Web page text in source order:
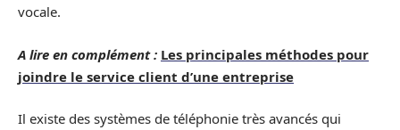
vocale.
A lire en complément : Les principales méthodes pour
joindre le service client d’une entreprise
Il existe des systèmes de téléphonie très avancés qui